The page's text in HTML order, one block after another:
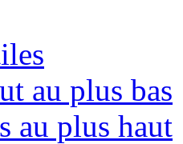
au plus bas
au plus haut